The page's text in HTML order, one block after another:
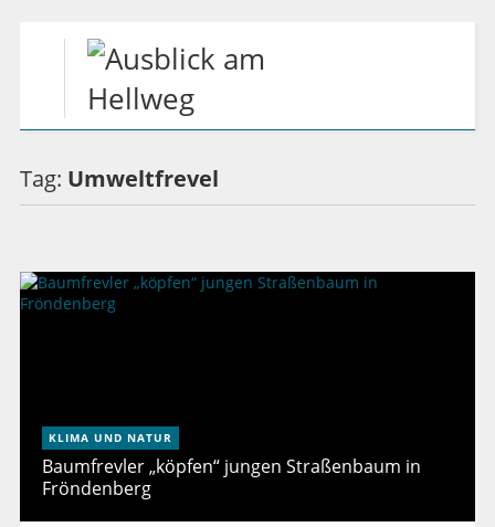
Tag: Umweltfrevel
KLIMA UND NATUR
Baumfrevler „köpfen“ jungen Straßenbaum in
Fröndenberg